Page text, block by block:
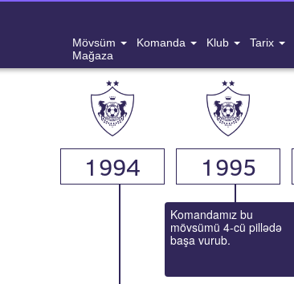
Mövsüm Komanda Klub Tarix
Mağaza
1994 1995
Komandamız bu
mövsümü 4-cü pillədə
başa vurub.